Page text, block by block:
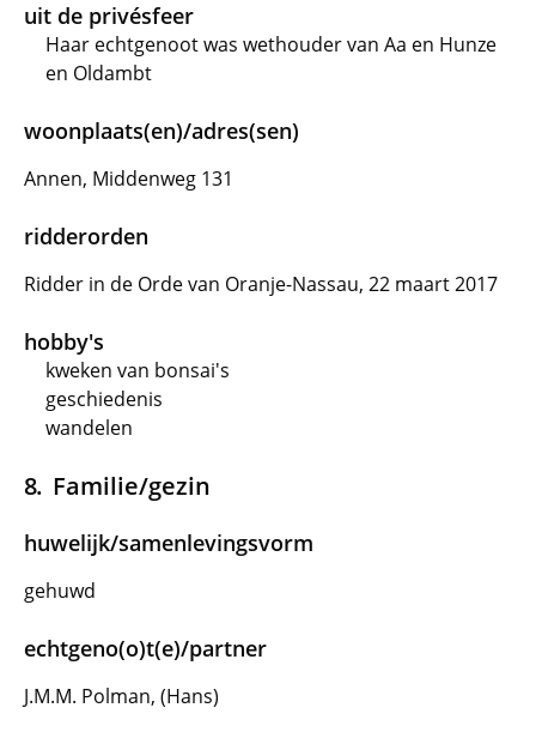
uit de privésfeer
Haar echtgenoot was wethouder van Aa en Hunze
en Oldambt
woonplaats(en)/adres(sen)
Annen, Middenweg 131
ridderorden
Ridder in de Orde van Oranje-Nassau, 22 maart 2017
hobby's
kweken van bonsai's
geschiedenis
wandelen
Familie/gezin
huwelijk/samenlevingsvorm
gehuwd
echtgeno(o)t(e)/partner
J.M.M. Polman, (Hans)